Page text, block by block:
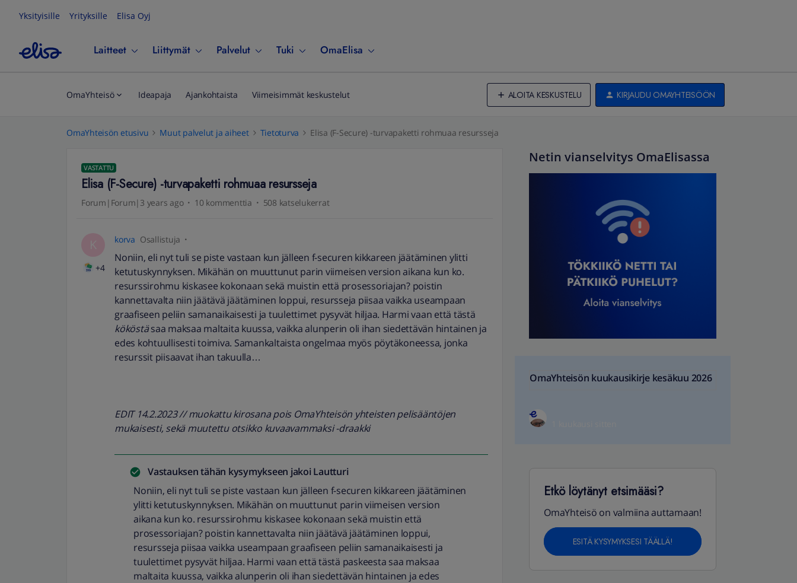
Yksityisille Yrityksille Elisa Oyj
Laitteet Liittymät Palvelut Tuki OmaElisa
OmaYhteisö Ideapaja Ajankohtaista Viimeisimmät keskustelut ALOITA KESKUSTELU KIRJAUDU OMAYHTEISÖÖN
OmaYhteisön etusivu Muut palvelut ja aiheet Tietoturva Elisa (F-Secure) -turvapaketti rohmuaa resursseja
VASTATTU
Elisa (F-Secure) -turvapaketti rohmuaa resursseja
Forum|Forum|3 years ago 10 kommenttia 508 katselukerrat
K
+4
korva Osallistuja
Noniin, eli nyt tuli se piste vastaan kun jälleen f-securen kikkareen jäätäminen ylitti
ketutuskynnyksen. Mikähän on muuttunut parin viimeisen version aikana kun ko.
resurssirohmu kiskasee kokonaan sekä muistin että prosessoriajan? poistin
kannettavalta niin jäätävä jäätäminen loppui, resursseja piisaa vaikka useampaan
graafiseen peliin samanaikaisesti ja tuulettimet pysyvät hiljaa. Harmi vaan että tästä
kököstäsaa maksaa maltaita kuussa, vaikka alunperin oli ihan siedettävän hintainen ja
edes kohtuullisesti toimiva. Samankaltaista ongelmaa myös pöytäkoneessa, jonka
resurssit piisaavat ihan takuulla…
EDIT 14.2.2023 // muokattu kirosana pois OmaYhteisön yhteisten pelisääntöjen
mukaisesti, sekä muutettu otsikko kuvaavammaksi -draakki
Vastauksen tähän kysymykseen jakoi Lautturi
Noniin, eli nyt tuli se piste vastaan kun jälleen f-securen kikkareen jäätäminen
ylitti ketutuskynnyksen. Mikähän on muuttunut parin viimeisen version
aikana kun ko. resurssirohmu kiskasee kokonaan sekä muistin että
prosessoriajan? poistin kannettavalta niin jäätävä jäätäminen loppui,
resursseja piisaa vaikka useampaan graafiseen peliin samanaikaisesti ja
tuulettimet pysyvät hiljaa. Harmi vaan että tästä paskeesta saa maksaa
maltaita kuussa, vaikka alunperin oli ihan siedettävän hintainen ja edes
Netin vianselvitys OmaElisassa
OmaYhteisön kuukausikirje kesäkuu 2026
Etkö löytänyt etsimääsi?
OmaYhteisö on valmiina auttamaan!
ESITÄ KYSYMYKSESI TÄÄLLÄ!